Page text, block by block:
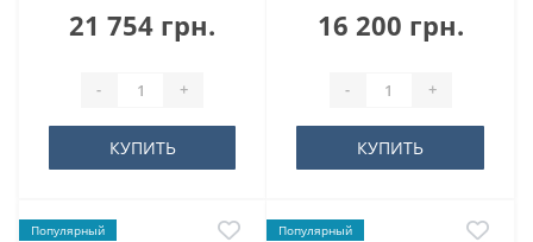
21 754 грн.
- +
КУПИТЬ
16 200 грн.
- +
КУПИТЬ
Популярный Популярный